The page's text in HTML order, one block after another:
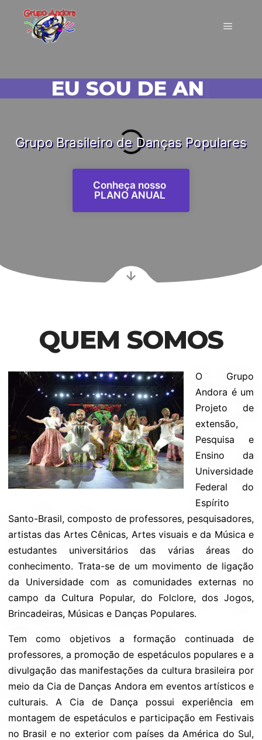
EU SOU DE ANDORA!
Grupo Brasileiro de Danças Populares
Conheça nosso
PLANO ANUAL
QUEM SOMOS
O Grupo
Andora é um
Projeto de
extensão,
Pesquisa e
Ensino da
Universidade
Federal do
Espírito
Santo-Brasil, composto de professores, pesquisadores,
artistas das Artes Cênicas, Artes visuais e da Música e
estudantes universitários das várias áreas do
conhecimento. Trata-se de um movimento de ligação
da Universidade com as comunidades externas no
campo da Cultura Popular, do Folclore, dos Jogos,
Brincadeiras, Músicas e Danças Populares.
Tem como objetivos a formação continuada de
professores, a promoção de espetáculos populares e a
divulgação das manifestações da cultura brasileira por
meio da Cia de Danças Andora em eventos artísticos e
culturais. A Cia de Dança possui experiência em
montagem de espetáculos e participação em Festivais
no Brasil e no exterior com países da América do Sul,